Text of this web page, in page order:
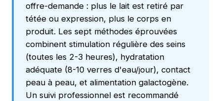
offre-demande : plus le lait est retiré par
tétée ou expression, plus le corps en
produit. Les sept méthodes éprouvées
combinent stimulation régulière des seins
(toutes les 2-3 heures), hydratation
adéquate (8-10 verres d'eau/jour), contact
peau à peau, et alimentation galactogène.
Un suivi professionnel est recommandé